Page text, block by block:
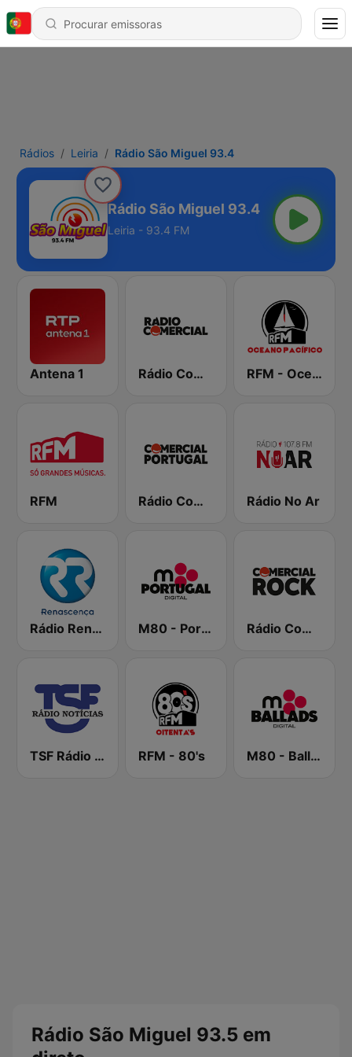
Rádios Leiria Rádio São Miguel 93.4
Rádio São Miguel 93.4
Leiria - 93.4 FM
Antena 1 Rádio Comercial RFM - Oceano Pacífico Online
RFM Rádio Comercial Portugal Rádio No Ar
Rádio Renascença M80 - Portugal Rádio Comercial Rock
TSF Rádio Notícias RFM - 80's M80 - Ballads
Rádio São Miguel 93.5 em